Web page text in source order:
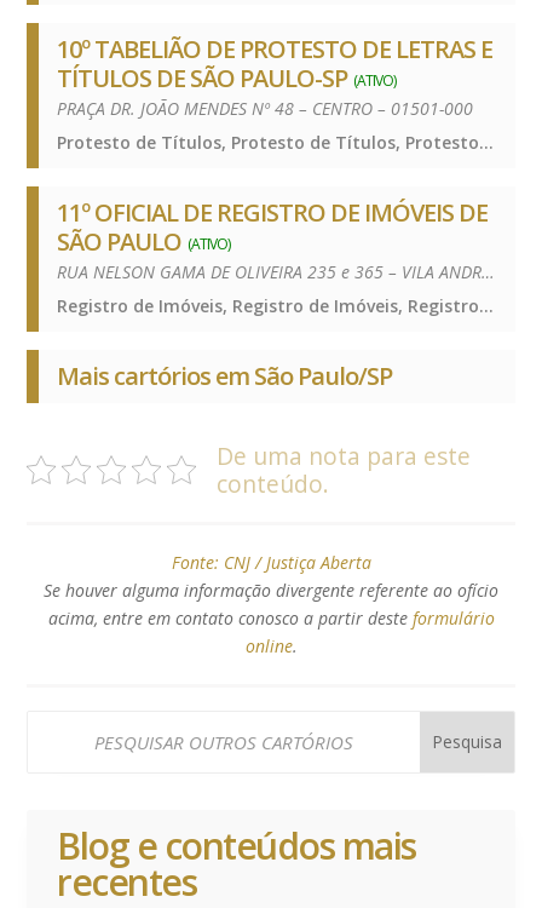
10º TABELIÃO DE PROTESTO DE LETRAS E
TÍTULOS DE SÃO PAULO-SP (ATIVO)
PRAÇA DR. JOÃO MENDES Nº 48 – CENTRO – 01501-000
Protesto de Títulos, Protesto de Títulos, Protesto de Títulos
11º OFICIAL DE REGISTRO DE IMÓVEIS DE
SÃO PAULO (ATIVO)
RUA NELSON GAMA DE OLIVEIRA 235 e 365 – VILA ANDRADE – 05734-150
Registro de Imóveis, Registro de Imóveis, Registro de Imóveis
Mais cartórios em São Paulo/SP
De uma nota para este
conteúdo.
Fonte: CNJ / Justiça Aberta
Se houver alguma informação divergente referente ao ofício
acima, entre em contato conosco a partir deste formulário
online.
Blog e conteúdos mais
recentes